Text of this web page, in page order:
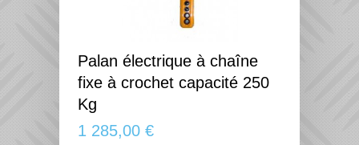
Palan électrique à chaîne
fixe à crochet capacité 250
Kg
1 285,00 €